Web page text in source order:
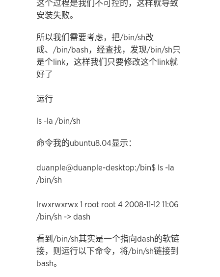
这个过程是我们不可控的，这样就导致
安装失败。
所以我们需要考虑，把/bin/sh改
成、/bin/bash，经查找，发现/bin/sh只
是个link，这样我们只要修改这个link就
好了
运行
ls -la /bin/sh
命令我的ubuntu8.04显示：
duanple@duanple-desktop:/bin$ ls -la
/bin/sh
lrwxrwxrwx 1 root root 4 2008-11-12 11:06
/bin/sh -> dash
看到/bin/sh其实是一个指向dash的软链
接，则运行以下命令，将/bin/sh链接到
bash。